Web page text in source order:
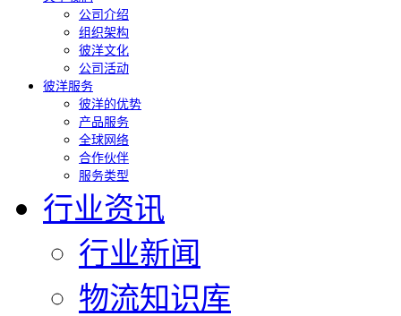
公司介绍
组织架构
彼洋文化
公司活动
彼洋服务
彼洋的优势
产品服务
全球网络
合作伙伴
服务类型
行业资讯
行业新闻
物流知识库